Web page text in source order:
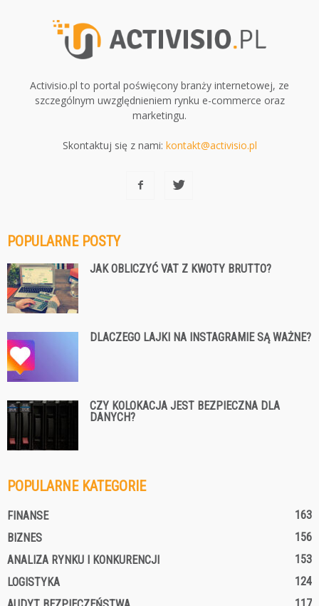
Activisio.pl to portal poświęcony branży internetowej, ze
szczególnym uwzględnieniem rynku e-commerce oraz
marketingu.
Skontaktuj się z nami: kontakt@activisio.pl
POPULARNE POSTY
JAK OBLICZYĆ VAT Z KWOTY BRUTTO?
DLACZEGO LAJKI NA INSTAGRAMIE SĄ WAŻNE?
CZY KOLOKACJA JEST BEZPIECZNA DLA
DANYCH?
POPULARNE KATEGORIE
FINANSE
163
BIZNES
156
ANALIZA RYNKU I KONKURENCJI
153
LOGISTYKA
124